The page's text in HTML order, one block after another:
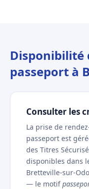
Disponibilité
passeport à
Consulter les
La prise de
passeport est
des Titres
disponibles dans
Bretteville-sur-
— le motif